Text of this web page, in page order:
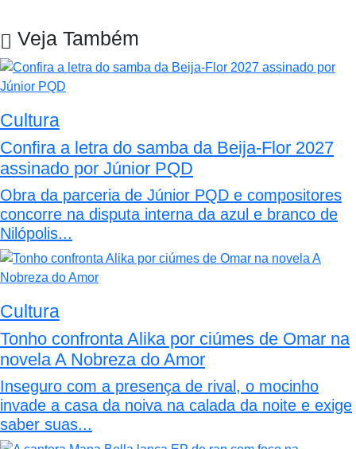
Veja Também
Cultura
Confira a letra do samba da Beija-Flor 2027
assinado por Júnior PQD
Obra da parceria de Júnior PQD e compositores
concorre na disputa interna da azul e branco de
Nilópolis...
Cultura
Tonho confronta Alika por ciúmes de Omar na
novela A Nobreza do Amor
Inseguro com a presença de rival, o mocinho
invade a casa da noiva na calada da noite e exige
saber suas...